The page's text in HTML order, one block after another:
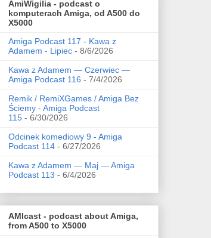
AmiWigilia - podcast o
komputerach Amiga, od A500 do
X5000
Amiga Podcast 117 - Kawa z
Adamem - Lipiec - 8/6/2026
Kawa z Adamem — Czerwiec —
Amiga Podcast 116 - 7/4/2026
Remik / RemiXGames / Amiga Bez
Ściemy - Amiga Podcast
115 - 6/30/2026
Odcinek komediowy 9 - Amiga
Podcast 114 - 6/27/2026
Kawa z Adamem — Maj — Amiga
Podcast 113 - 6/4/2026
AMIcast - podcast about Amiga,
from A500 to X5000